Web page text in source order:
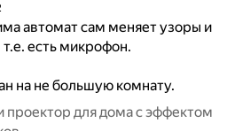
автомат сам меняет узоры и
т.е. есть микрофон.
на не большую комнату.
для дома с эффектом